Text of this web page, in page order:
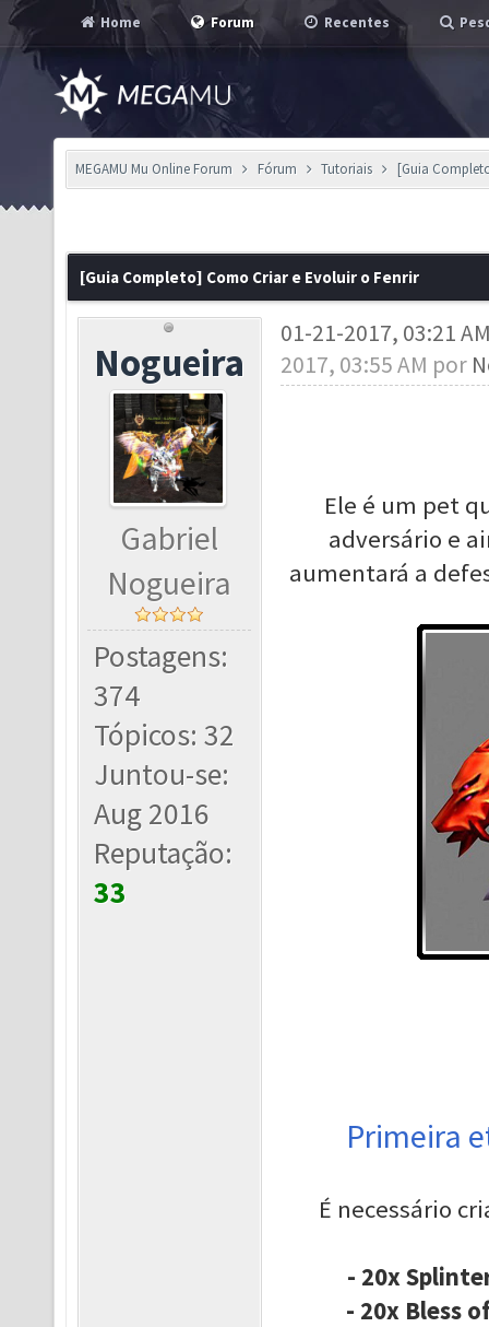
Home Forum Recentes
MEGAMU Mu Online Forum Fórum Tutoriais [Guia
[Guia Completo] Como Criar e Evoluir o Fenrir
Nogueira
Gabriel
Nogueira
Postagens:
374
Tópicos: 32
Juntou-se:
Aug 2016
Reputação:
33
01-21-2017, 03:21
2017, 03:55 AM por
Ele é um pet
adversário e
aumentará a
Primeira
É necessário
- 20x
- 20x Bless